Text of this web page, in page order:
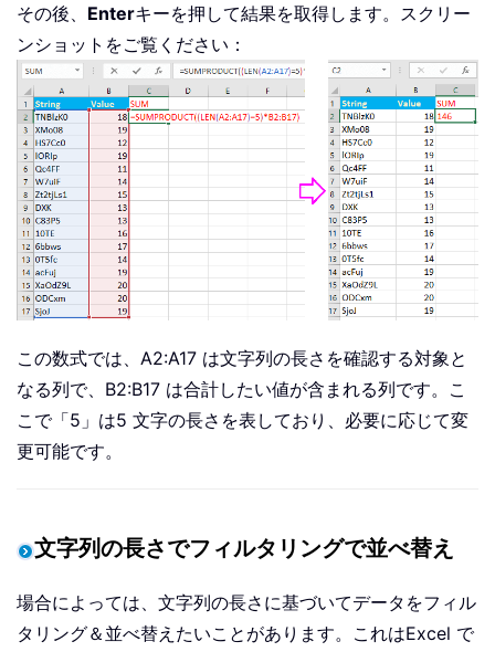
その後、 Enterキーを押して結果を取得します。スクリー
ンショットをご覧ください：
この数式では、A2:A17 は文字列の長さを確認する対象と
なる列で、B2:B17 は合計したい値が含まれる列です。こ
こで「5」は5 文字の長さを表しており、必要に応じて変
更可能です。
文字列の長さでフィルタリングで並べ替え
場合によっては、文字列の長さに基づいてデータをフィル
タリング＆並べ替えたいことがあります。これはExcel で